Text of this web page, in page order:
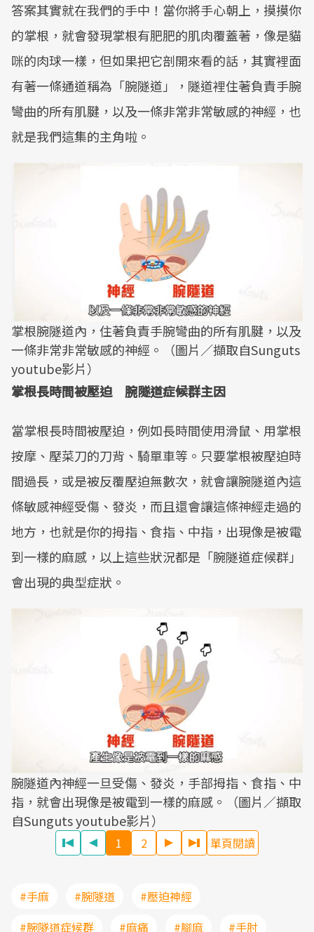
Mute
答案其實就在我們的手中！當你將手心朝上，摸摸你
的掌根，就會發現掌根有肥肥的肌肉覆蓋著，像是貓
咪的肉球一樣，但如果把它剖開來看的話，其實裡面
有著一條通道稱為「腕隧道」，隧道裡住著負責手腕
彎曲的所有肌腱，以及一條非常非常敏感的神經，也
就是我們這集的主角啦。
掌根腕隧道內，住著負責手腕彎曲的所有肌腱，以及
一條非常非常敏感的神經。（圖片／擷取自Sunguts
youtube影片）
掌根長時間被壓迫 腕隧道症候群主因
當掌根長時間被壓迫，例如長時間使用滑鼠、用掌根
按摩、壓菜刀的刀背、騎單車等。只要掌根被壓迫時
間過長，或是被反覆壓迫無數次，就會讓腕隧道內這
條敏感神經受傷、發炎，而且還會讓這條神經走過的
地方，也就是你的拇指、食指、中指，出現像是被電
到一樣的麻感，以上這些狀況都是「腕隧道症候群」
會出現的典型症狀。
腕隧道內神經一旦受傷、發炎，手部拇指、食指、中
指，就會出現像是被電到一樣的麻感。（圖片／擷取
自Sunguts youtube影片）
1 2 單頁閱讀
#手麻 #腕隧道
#壓迫神經
#腕隧道症候群
#麻痛 #腳麻 #手肘